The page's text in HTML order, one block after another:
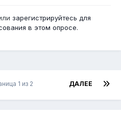
зарегистрируйтесь для
в этом опросе.
ДАЛЕЕ
1 из 2